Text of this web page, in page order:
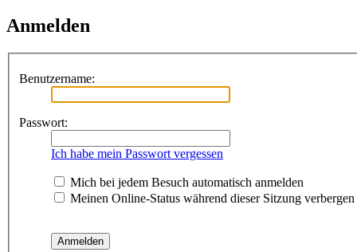
Anmelden
Benutzername:
Passwort:
Ich habe mein Passwort vergessen
Mich bei jedem Besuch automatisch anmelden
Meinen Online-Status während dieser Sitzung verbergen